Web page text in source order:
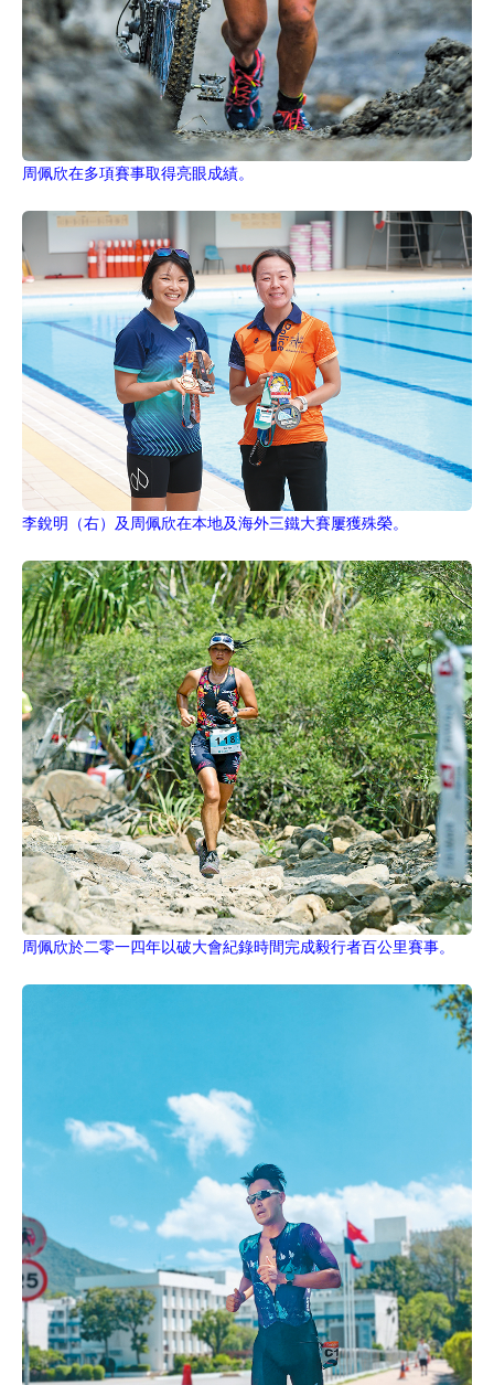
周佩欣在多項賽事取得亮眼成績。
李銳明（右）及周佩欣在本地及海外三鐵大賽屢獲殊榮。
周佩欣於二零一四年以破大會紀錄時間完成毅行者百公里賽事。